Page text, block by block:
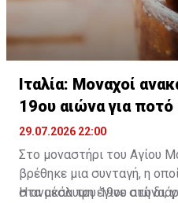
Ιταλία: Μοναχοί
19ου αιώνα για
29.07.2026 22:00
Στο μοναστήρι του Αγίου
βρέθηκε μια συνταγή, η
στα μέσα του 19ου αιώνα,
Η ανακάλυψη έγινε στη